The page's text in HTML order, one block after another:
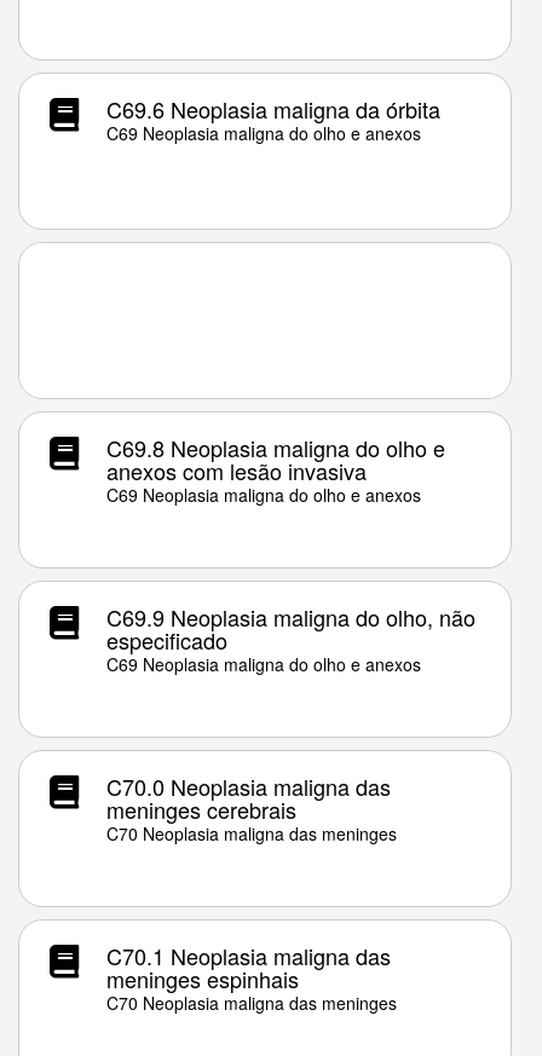
C69.6 Neoplasia maligna da órbita
C69 Neoplasia maligna do olho e anexos
C69.8 Neoplasia maligna do olho e
anexos com lesão invasiva
C69 Neoplasia maligna do olho e anexos
C69.9 Neoplasia maligna do olho, não
especificado
C69 Neoplasia maligna do olho e anexos
C70.0 Neoplasia maligna das
meninges cerebrais
C70 Neoplasia maligna das meninges
C70.1 Neoplasia maligna das
meninges espinhais
C70 Neoplasia maligna das meninges